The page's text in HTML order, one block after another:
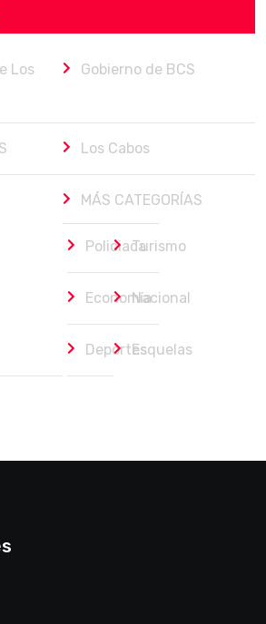
Los
Gobierno de BCS
Los Cabos
MÁS CATEGORÍAS
PoliciacaTurismo
EconomíaNacional
DeportesEsquelas